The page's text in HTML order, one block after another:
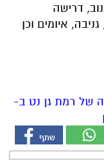
של רמת גן נט ב-